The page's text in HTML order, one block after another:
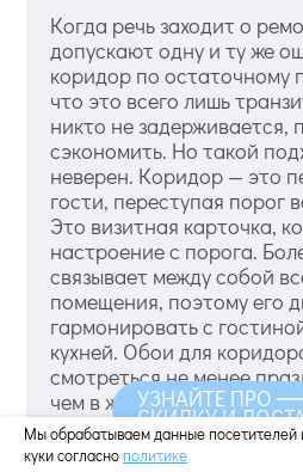
Когда речь заходит о
допускают одну и ту же
коридор по остаточному
что это всего лишь
никто не задерживается,
сэкономить. Но такой
неверен. Коридор — это
гости, переступая порог
Это визитная карточка,
настроение с порога.
связывает между собой
помещения, поэтому его
гармонировать с
кухней. Обои для
смотреться не менее
чем в жилых комнатах,
стоит подойти
Смотреть еще виды
Мы обрабатываем данные посетителей
куки согласно политике
УЗНАЙТЕ ПРО
СКИДКУ И